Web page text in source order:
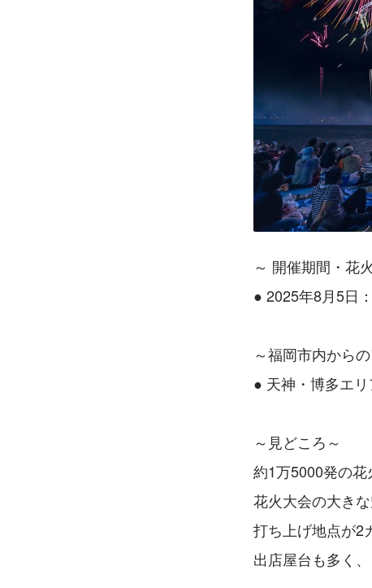
～ 開催期間・花
● 2025年8月5日
～福岡市内から
● 天神・博多エ
～見どころ～
約1万5000発の
花火大会の大き
打ち上げ地点が2
出店屋台も多く